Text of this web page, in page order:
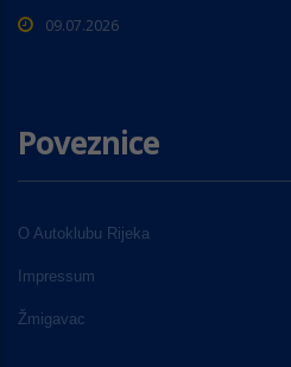
09.07.2026
Poveznice
O Autoklubu Rijeka
Impressum
Žmigavac